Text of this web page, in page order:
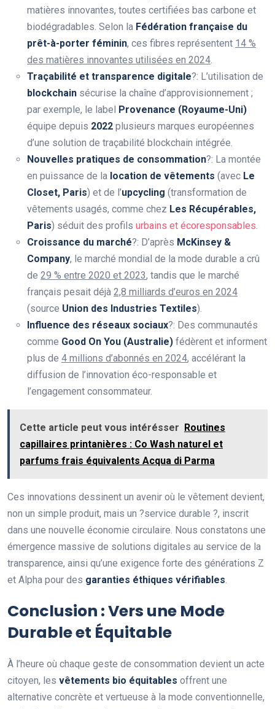
matières innovantes, toutes certifiées bas carbone et
biodégradables. Selon la Fédération française du
prêt-à-porter féminin, ces fibres représentent 14 %
des matières innovantes utilisées en 2024
Traçabilité et transparence digitale?: L’utilisation de
blockchain sécurise la chaîne d’approvisionnement ;
par exemple, le label Provenance (Royaume-Uni)
équipe depuis 2022 plusieurs marques européennes
d’une solution de traçabilité blockchain intégrée.
Nouvelles pratiques de consommation?: La montée
en puissance de la location de vêtements (avec Le
Closet, Paris) et de l’upcycling (transformation de
vêtements usagés, comme chez Les Récupérables,
Paris) séduit des profils urbains et écoresponsables
Croissance du marché?: D’après McKinsey &
Company, le marché mondial de la mode durable a crû
de 29 % entre 2020 et 2023, tandis que le marché
français pesait déjà 2,8 milliards d’euros en 2024
(source Union des Industries Textiles).
Influence des réseaux sociaux?: Des communautés
comme Good On You (Australie) fédèrent et informent
plus de 4 millions d’abonnés en 2024, accélérant la
diffusion de l’innovation éco-responsable et
l’engagement consommateur.
Cette article peut vous intérésser Routines
capillaires printanières : Co Wash naturel et
parfums frais équivalents Acqua di Parma
Ces innovations dessinent un avenir où le vêtement devient,
non un simple produit, mais un ?service durable ?, inscrit
dans une nouvelle économie circulaire. Nous constatons une
émergence massive de solutions digitales au service de la
transparence, ainsi qu’une exigence forte des générations Z
et Alpha pour des garanties éthiques vérifiables
Conclusion : Vers une Mode
Durable et Équitable
À l’heure où chaque geste de consommation devient un acte
citoyen, les vêtements bio équitables offrent une
alternative concrète et vertueuse à la mode conventionnelle,